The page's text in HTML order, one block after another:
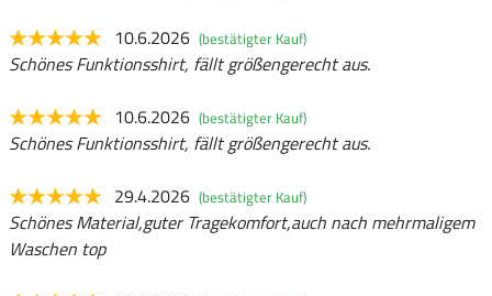
10.6.2026 (bestätigter Kauf)
Schönes Funktionsshirt, fällt größengerecht aus.
10.6.2026 (bestätigter Kauf)
Schönes Funktionsshirt, fällt größengerecht aus.
29.4.2026 (bestätigter Kauf)
Schönes Material,guter Tragekomfort,auch nach mehrmaligem
Waschen top